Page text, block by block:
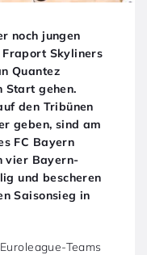
noch jungen
Fraport Skyliners
Quantez
Start gehen.
den Tribünen
geben, sind am
FC Bayern
vier Bayern-
und bescheren
Saisonsieg in
Teams